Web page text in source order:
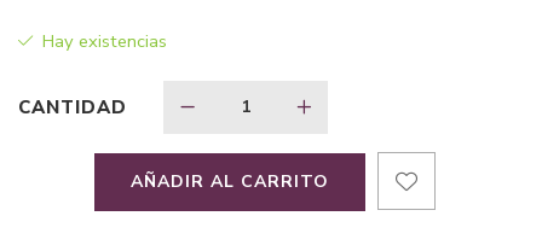
Hay existencias
CANTIDAD
AÑADIR AL CARRITO